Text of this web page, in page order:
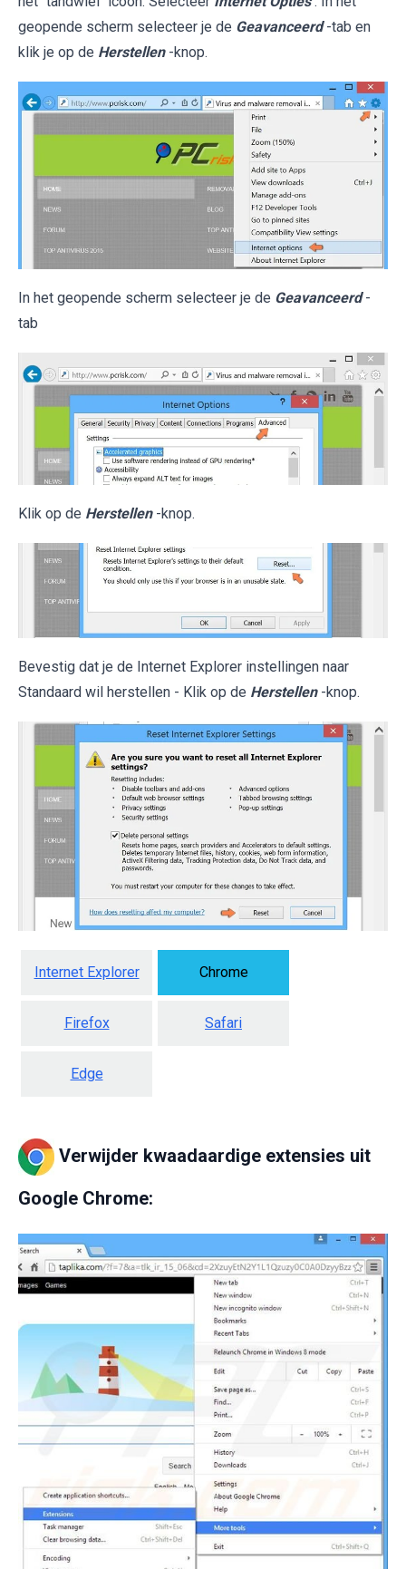
geopende scherm selecteer je de Geavanceerd -tab en
klik je op de Herstellen -knop.
In het geopende scherm selecteer je de Geavanceerd -
tab
Klik op de Herstellen -knop.
Bevestig dat je de Internet Explorer instellingen naar
Standaard wil herstellen - Klik op de Herstellen -knop.
Internet Explorer Chrome
Firefox Safari
Edge
Verwijder kwaadaardige extensies uit
Google Chrome: